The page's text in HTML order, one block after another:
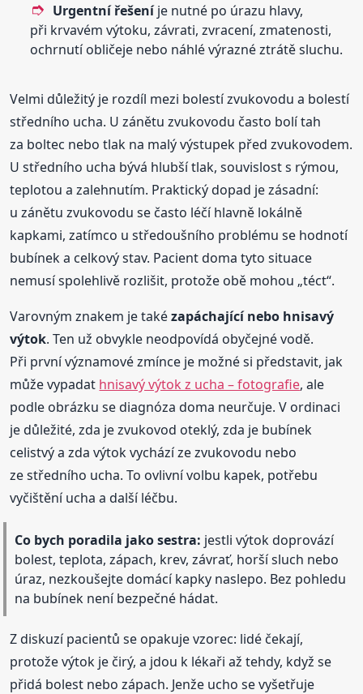
Urgentní řešeníje nutné po úrazu hlavy,
při krvavém výtoku, závrati, zvracení, zmatenosti,
ochrnutí obličeje nebo náhlé výrazné ztrátě sluchu.
Velmi důležitý je rozdíl mezi bolestí zvukovodu a bolestí
středního ucha. U zánětu zvukovodu často bolí tah
za boltec nebo tlak na malý výstupek před zvukovodem.
U středního ucha bývá hlubší tlak, souvislost s rýmou,
teplotou a zalehnutím. Praktický dopad je zásadní:
u zánětu zvukovodu se často léčí hlavně lokálně
kapkami, zatímco u středoušního problému se hodnotí
bubínek a celkový stav. Pacient doma tyto situace
nemusí spolehlivě rozlišit, protože obě mohou „téct“.
Varovným znakem je takézapáchající nebo hnisavý
výtok. Ten už obvykle neodpovídá obyčejné vodě.
Při první významové zmínce je možné si představit, jak
může vypadat hnisavý výtok z ucha – fotografie, ale
podle obrázku se diagnóza doma neurčuje. V ordinaci
je důležité, zda je zvukovod oteklý, zda je bubínek
celistvý a zda výtok vychází ze zvukovodu nebo
ze středního ucha. To ovlivní volbu kapek, potřebu
vyčištění ucha a další léčbu.
Co bych poradila jako sestra: jestli výtok doprovází
bolest, teplota, zápach, krev, závrať, horší sluch nebo
úraz, nezkoušejte domácí kapky naslepo. Bez pohledu
na bubínek není bezpečné hádat.
Z diskuzí pacientů se opakuje vzorec: lidé čekají,
protože výtok je čirý, a jdou k lékaři až tehdy, když se
přidá bolest nebo zápach. Jenže ucho se vyšetřuje